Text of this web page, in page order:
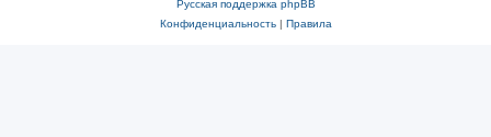
Русская поддержка phpBB
Конфиденциальность| Правила